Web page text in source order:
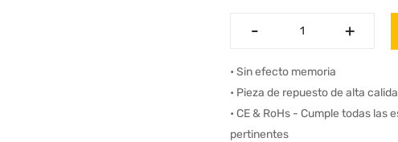
- +
- +
• Sin efecto memoria
• Pieza de repuesto de alta
• CE & RoHs - Cumple todas
pertinentes